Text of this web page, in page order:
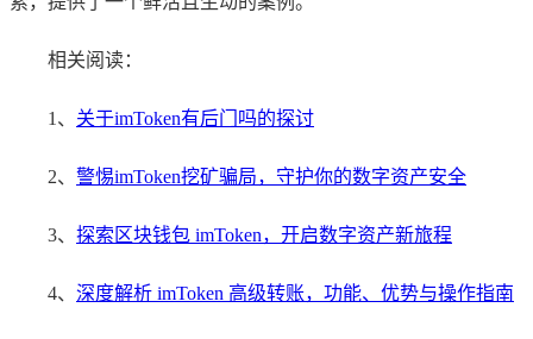
相关阅读：
1、 关于imToken有后门吗的探讨
2、 警惕imToken挖矿骗局，守护你的数字资产安全
3、 探索区块钱包 imToken，开启数字资产新旅程
4、 深度解析 imToken 高级转账，功能、优势与操作指南